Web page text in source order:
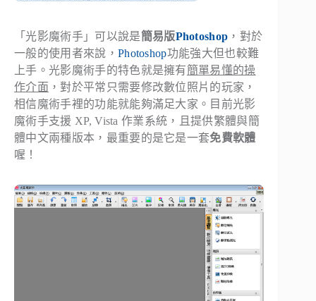
「光影魔術手」可以說是簡易版Photoshop ，對於
一般的使用者來說， Photoshop功能強大但也較難
上手。光影魔術手的特色就是擁有簡單易懂的操
作介面 ，對於平常只需要修改數位照片的玩家，
相信魔術手裡的功能就能夠滿足大家。目前光影
魔術手支援 XP, Vista 作業系統，且提供繁體與簡
體中文兩種版本 ，最重要的是它是一套免費軟體
喔！